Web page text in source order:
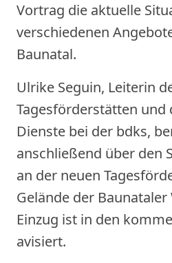
Vortrag die aktuelle
verschiedenen
Baunatal.
Ulrike Seguin, Leiterin
Tagesförderstätten und
Dienste bei der bdks,
anschließend über den
an der neuen
Gelände der
Einzug ist in den
avisiert.